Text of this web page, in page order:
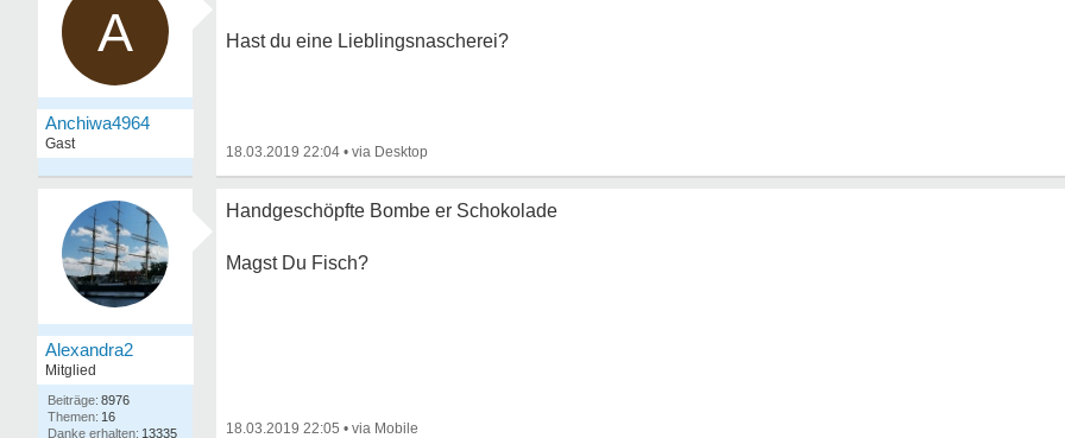
A
Anchiwa4964
Gast
Hast du eine Lieblingsnascherei?
18.03.2019 22:04 •
Alexandra2
Mitglied
8976
16
13335
Handgeschöpfte Bombe er Schokolade
Magst Du Fisch?
18.03.2019 22:05 •